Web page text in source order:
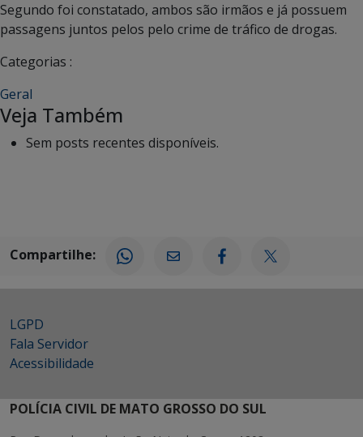
Segundo foi constatado, ambos são irmãos e já possuem
passagens juntos pelos pelo crime de tráfico de drogas.
Categorias :
Geral
Veja Também
Sem posts recentes disponíveis.
Compartilhe:
LGPD
Fala Servidor
Acessibilidade
POLÍCIA CIVIL DE MATO GROSSO DO SUL